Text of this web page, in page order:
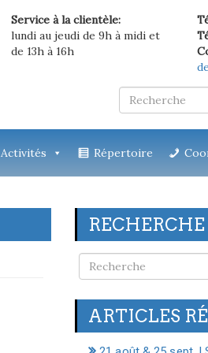
Service à la clientèle:
lundi au jeudi de 9h à midi et
de 13h à 16h
Activités Répertoire
RECHERCHE
ARTICLES